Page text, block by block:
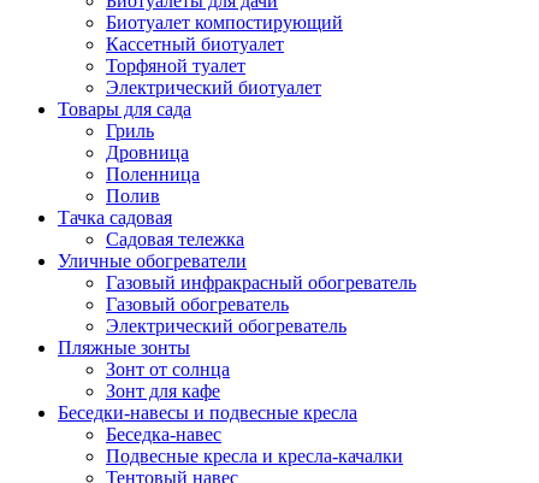
Биотуалет компостирующий
Кассетный биотуалет
Торфяной туалет
Электрический биотуалет
Товары для сада
Гриль
Дровница
Поленница
Полив
Тачка садовая
Садовая тележка
Уличные обогреватели
Газовый инфракрасный обогреватель
Газовый обогреватель
Электрический обогреватель
Пляжные зонты
Зонт от солнца
Зонт для кафе
Беседки-навесы и подвесные кресла
Беседка-навес
Подвесные кресла и кресла-качалки
Тентовый навес